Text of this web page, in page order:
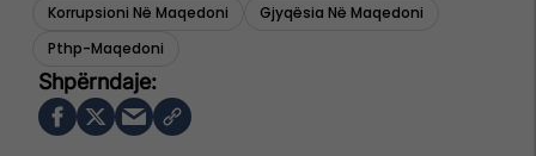
Korrupsioni Në Maqedoni
Gjyqësia Në Maqedoni
Pthp-Maqedoni